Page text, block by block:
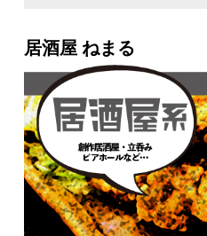
居酒屋 ねまる